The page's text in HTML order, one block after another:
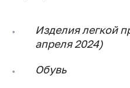
Изделия легкой
апреля 2024)
Обувь